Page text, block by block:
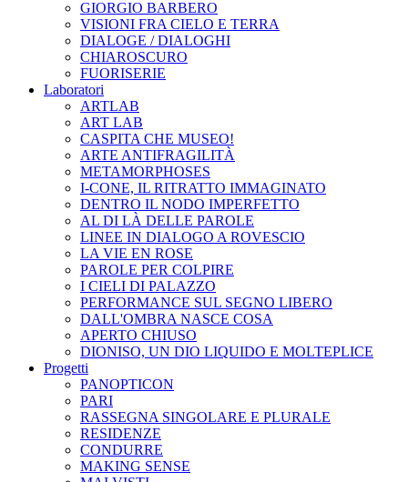
GIORGIO BARBERO
VISIONI FRA CIELO E TERRA
DIALOGE / DIALOGHI
CHIAROSCURO
FUORISERIE
Laboratori
ARTLAB
ART LAB
CASPITA CHE MUSEO!
ARTE ANTIFRAGILITÀ
METAMORPHOSES
I-CONE, IL RITRATTO IMMAGINATO
DENTRO IL NODO IMPERFETTO
AL DI LÀ DELLE PAROLE
LINEE IN DIALOGO A ROVESCIO
LA VIE EN ROSE
PAROLE PER COLPIRE
I CIELI DI PALAZZO
PERFORMANCE SUL SEGNO LIBERO
DALL'OMBRA NASCE COSA
APERTO CHIUSO
DIONISO, UN DIO LIQUIDO E MOLTEPLICE
Progetti
PANOPTICON
PARI
RASSEGNA SINGOLARE E PLURALE
RESIDENZE
CONDURRE
MAKING SENSE